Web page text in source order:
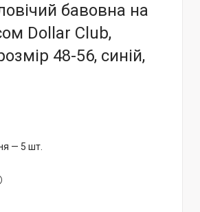
бавовна на
Dollar Club,
48-56, синій,
— 5 шт.